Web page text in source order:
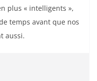
plus « intelligents »,
temps avant que nos
aussi.